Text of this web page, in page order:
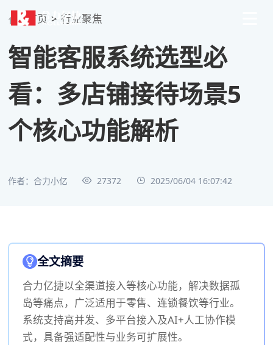
首页 > 行业聚焦
智能客服系统选型必
看：多店铺接待场景5
个核心功能解析
作者：合力小亿 27372 2025/06/04 16:07:42
全文摘要
合力亿捷以全渠道接入等核心功能，解决数据孤
岛等痛点，广泛适用于零售、连锁餐饮等行业。
系统支持高并发、多平台接入及AI+人工协作模
式，具备强适配性与业务可扩展性。